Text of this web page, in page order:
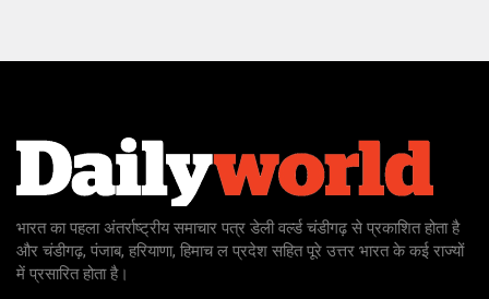
भारत का पहला अंतर्राष्ट्रीय समाचार पत्र डेली वर्ल्ड चंडीगढ़ से प्रकाशित होता है
और चंडीगढ़, पंजाब, हरियाणा, हिमाच ल प्रदेश सहित पूरे उत्तर भारत के कई राज्यों
में प्रसारित होता है।